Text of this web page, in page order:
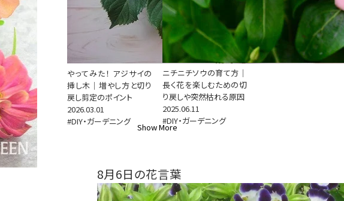
やってみた！ アジサイの
挿し木｜増やし方と切り
戻し剪定のポイント
2026.03.01
#DIY・ガーデニング
ニチニチソウの育て方｜
長く花を楽しむための切
り戻しや突然枯れる原因
2025.06.11
#DIY・ガーデニング
Show More
8月6日の花言葉